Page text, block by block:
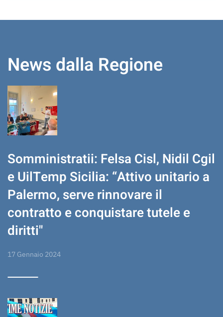
News dalla Regione
Somministratii: Felsa Cisl, Nidil Cgil
e UilTemp Sicilia: “Attivo unitario a
Palermo, serve rinnovare il
contratto e conquistare tutele e
diritti"
17 Gennaio 2024